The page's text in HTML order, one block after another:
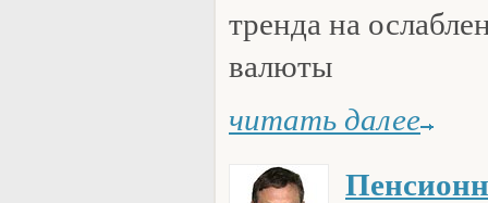
тренда на
валюты
читать далее